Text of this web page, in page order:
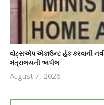
વોટ્સએપ એકાઉન્ટ હેક કરવાની
મંત્રાલયની અપીલ
August 7, 2026